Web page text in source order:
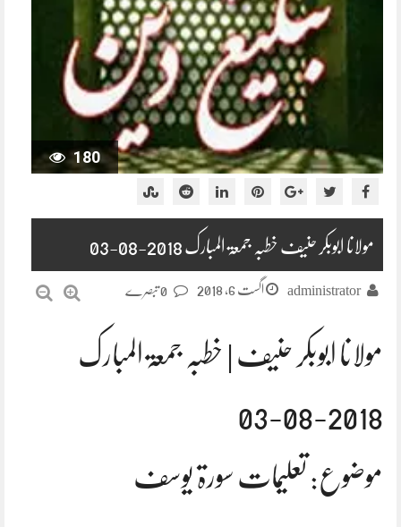
180
مولانا ابوبکر حنیف خطبہ جمعۃ المبارک 2018-08-03
administrator اگست 6, 2018
مولانا ابوبکر حنیف | خطبہ جمعۃ المبارک
2018-08-03
موضوع: تعلیمات سورۃ یوسف